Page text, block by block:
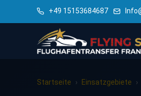
+49 15153684687
Startseite › Einsatzgebiete ›